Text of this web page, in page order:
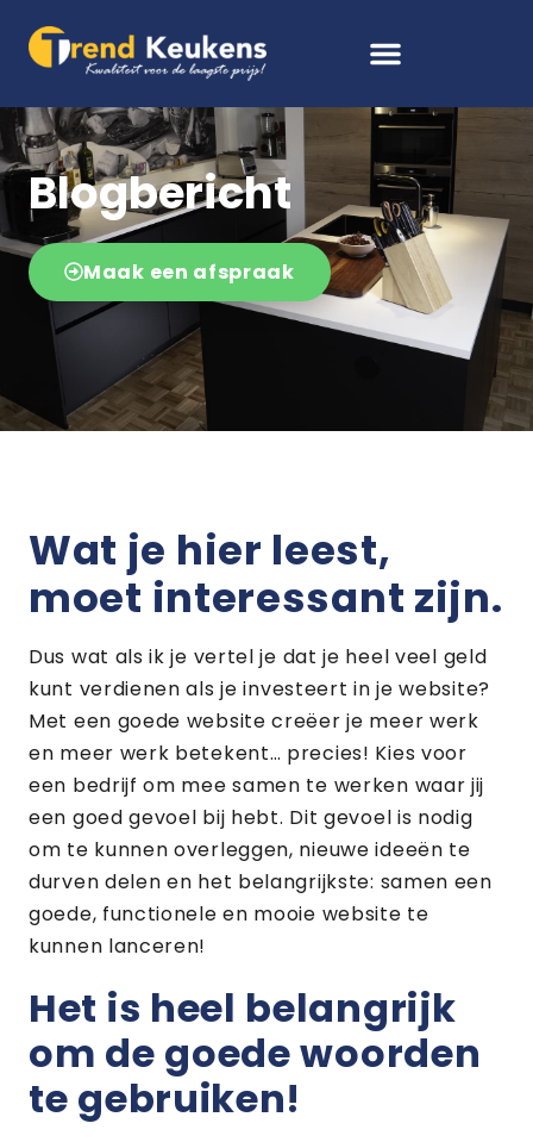
Blogbericht
Maak een afspraak
Wat je hier leest,
moet interessant zijn.
Dus wat als ik je vertel je dat je heel veel geld
kunt verdienen als je investeert in je website?
Met een goede website creëer je meer werk
en meer werk betekent… precies! Kies voor
een bedrijf om mee samen te werken waar jij
een goed gevoel bij hebt. Dit gevoel is nodig
om te kunnen overleggen, nieuwe ideeën te
durven delen en het belangrijkste: samen een
goede, functionele en mooie website te
kunnen lanceren!
Het is heel belangrijk
om de goede woorden
te gebruiken!